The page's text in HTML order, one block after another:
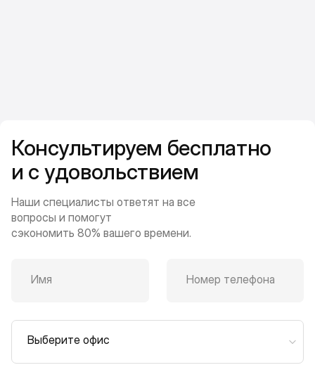
Консультируем бесплатно
и с удовольствием
Наши специалисты ответят на все
вопросы и помогут
сэкономить 80% вашего времени.
Имя Номер телефона
Выберите офис